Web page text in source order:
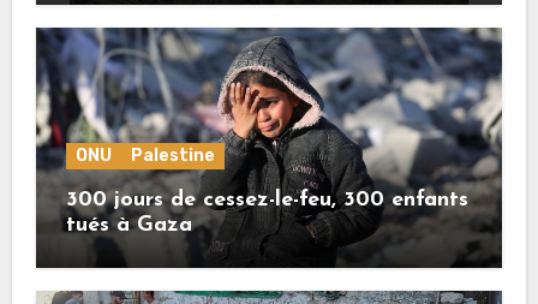
ONU Palestine
300 jours de cessez-le-feu, 300 enfants
tués à Gaza